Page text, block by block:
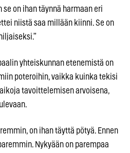
on ihan täynnä harmaan eri
niistä saa millään kiinni. Se on
yhteiskunnan etenemistä on
poteroihin, vaikka kuinka tekisi
tavoittelemisen arvoisena,
on ihan täyttä pötyä. Ennen
Nykyään on parempaa